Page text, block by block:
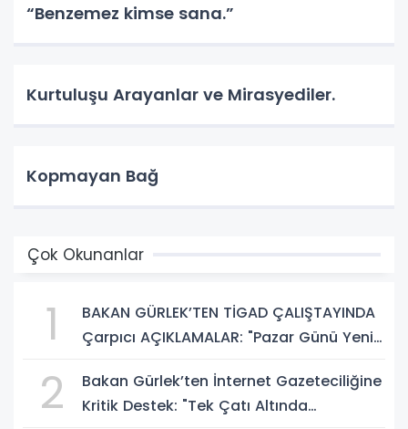
“Benzemez kimse sana.”
Kurtuluşu Arayanlar ve Mirasyediler.
Kopmayan Bağ
Çok Okunanlar
1
BAKAN GÜRLEK’TEN TİGAD ÇALIŞTAYINDA
Çarpıcı AÇIKLAMALAR: "Pazar Günü Yeni
2
Bakan Gürlek’ten İnternet Gazeteciliğine
Kritik Destek: "Tek Çatı Altında